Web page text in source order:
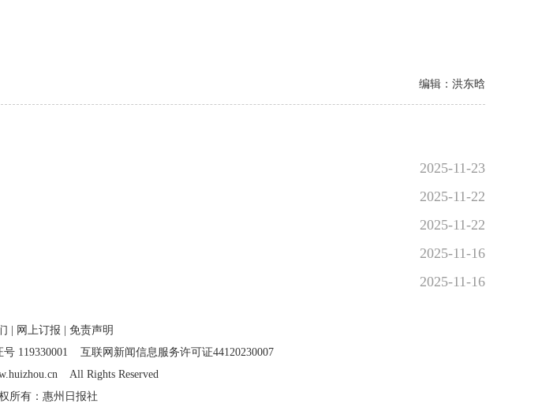
编辑：洪东晗
2025-11-23
2025-11-22
2025-11-22
2025-11-16
2025-11-16
网上订报
免责声明
119330001
互联网新闻信息服务许可证44120230007
All Rights Reserved
所有：惠州日报社